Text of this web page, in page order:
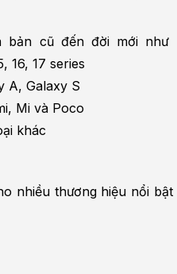
bản cũ đến đời mới như
16, 17 series
A, Galaxy S
Mi và Poco
khác
nhiều thương hiệu nổi bật